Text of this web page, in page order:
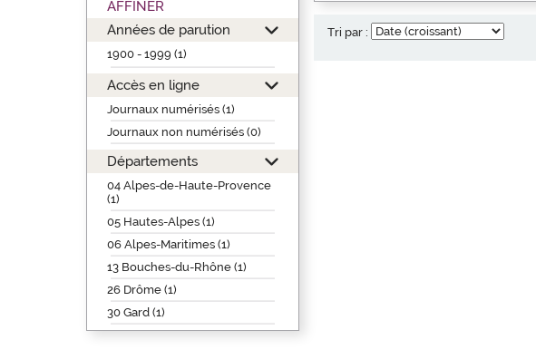
AFFINER
Années de parution
1900 - 1999 (1)
Accès en ligne
Journaux numérisés (1)
Journaux non numérisés (0)
Départements
04 Alpes-de-Haute-Provence
(1)
05 Hautes-Alpes (1)
06 Alpes-Maritimes (1)
13 Bouches-du-Rhône (1)
26 Drôme (1)
30 Gard (1)
Tri par :